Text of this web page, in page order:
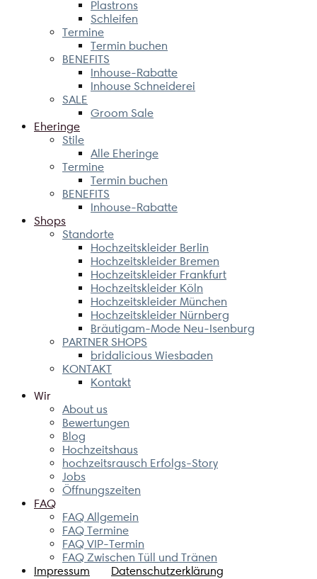
Plastrons
Schleifen
Termine
Termin buchen
BENEFITS
Inhouse-Rabatte
Inhouse Schneiderei
SALE
Groom Sale
Eheringe
Stile
Alle Eheringe
Termine
Termin buchen
BENEFITS
Inhouse-Rabatte
Shops
Standorte
Hochzeitskleider Berlin
Hochzeitskleider Bremen
Hochzeitskleider Frankfurt
Hochzeitskleider Köln
Hochzeitskleider München
Hochzeitskleider Nürnberg
Bräutigam-Mode Neu-Isenburg
PARTNER SHOPS
bridalicious Wiesbaden
KONTAKT
Kontakt
Wir
About us
Bewertungen
Blog
Hochzeitshaus
hochzeitsrausch Erfolgs-Story
Jobs
Öffnungszeiten
FAQ
FAQ Allgemein
FAQ Termine
FAQ VIP-Termin
FAQ Zwischen Tüll und Tränen
Impressum
Datenschutzerklärung